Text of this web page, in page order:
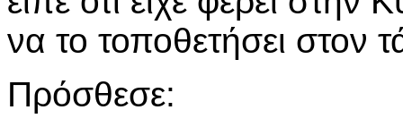
να το τοποθετήσει στον
Πρόσθεσε: